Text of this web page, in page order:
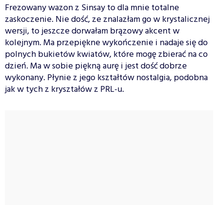
Frezowany wazon z Sinsay to dla mnie totalne
zaskoczenie. Nie dość, ze znalazłam go w krystalicznej
wersji, to jeszcze dorwałam brązowy akcent w
kolejnym. Ma przepiękne wykończenie i nadaje się do
polnych bukietów kwiatów, które mogę zbierać na co
dzień. Ma w sobie piękną aurę i jest dość dobrze
wykonany. Płynie z jego kształtów nostalgia, podobna
jak w tych z kryształów z PRL-u.